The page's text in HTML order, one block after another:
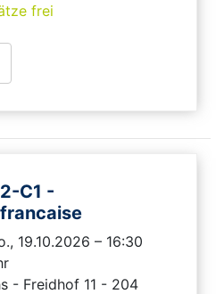
frei
C1 -
19.10.2026 – 16:30
- Freidhof 11 - 204